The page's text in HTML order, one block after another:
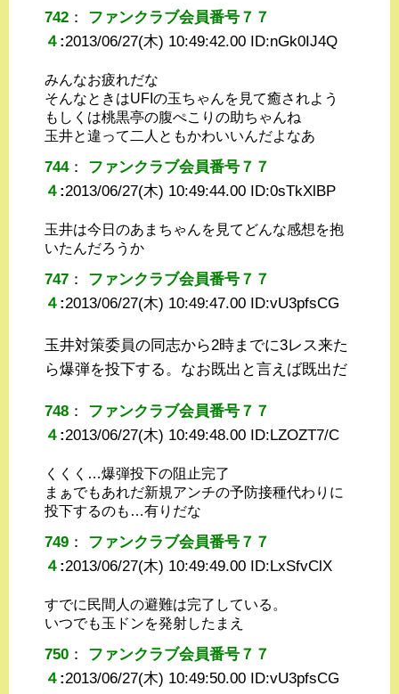
742 ： ファンクラブ会員番号７７
４ :2013/06/27(木) 10:49:42.00 ID:nGk0IJ4Q
みんなお疲れだな
そんなときはUFIの玉ちゃんを見て癒されよう
もしくは桃黒亭の腹ぺこりの助ちゃんね
玉井と違って二人ともかわいいんだよなあ
744： ファンクラブ会員番号７７
４ :2013/06/27(木) 10:49:44.00 ID:0sTkXlBP
玉井は今日のあまちゃんを見てどんな感想を抱
いたんだろうか
747 ： ファンクラブ会員番号７７
４ :2013/06/27(木) 10:49:47.00 ID:vU3pfsCG
玉井対策委員の同志から2時までに3レス来た
ら爆弾を投下する。なお既出と言えば既出だ
748 ： ファンクラブ会員番号７７
４ :2013/06/27(木) 10:49:48.00 ID:LZOZT7/C
くくく…爆弾投下の阻止完了
まぁでもあれだ新規アンチの予防接種代わりに
投下するのも…有りだな
749 ： ファンクラブ会員番号７７
４ :2013/06/27(木) 10:49:49.00 ID:LxSfvClX
すでに民間人の避難は完了している。
いつでも玉ドンを発射したまえ
750 ： ファンクラブ会員番号７７
４ :2013/06/27(木) 10:49:50.00 ID:vU3pfsCG